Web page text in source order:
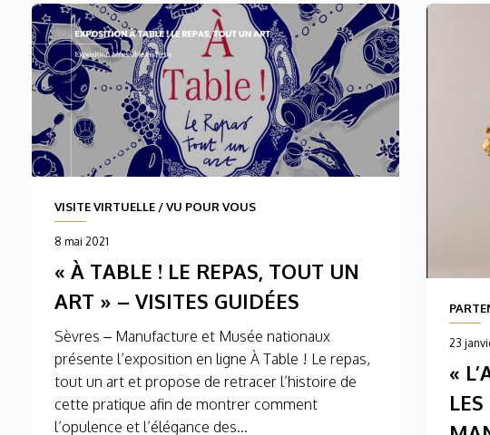
VISITE VIRTUELLE /VU POUR VOUS
8 mai 2021
« À TABLE ! LE REPAS, TOUT UN
ART » – VISITES GUIDÉES
Sèvres – Manufacture et Musée nationaux
présente l’exposition en ligne À Table ! Le repas,
tout un art et propose de retracer l’histoire de
cette pratique afin de montrer comment
l’opulence et l’élégance des...
23
«